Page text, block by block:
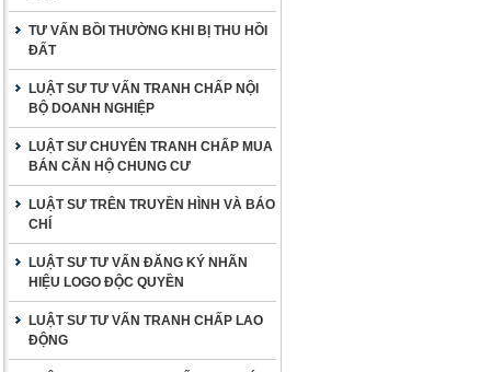
TƯ VẤN BỒI THƯỜNG KHI BỊ THU HỒI
ĐẤT
LUẬT SƯ TƯ VẤN TRANH CHẤP NỘI
BỘ DOANH NGHIỆP
LUẬT SƯ CHUYÊN TRANH CHẤP MUA
BÁN CĂN HỘ CHUNG CƯ
LUẬT SƯ TRÊN TRUYỀN HÌNH VÀ BÁO
CHÍ
LUẬT SƯ TƯ VẤN ĐĂNG KÝ NHÃN
HIỆU LOGO ĐỘC QUYỀN
LUẬT SƯ TƯ VẤN TRANH CHẤP LAO
ĐỘNG